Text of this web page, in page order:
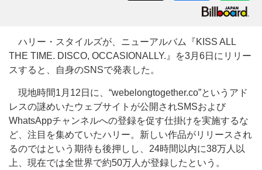
ハリー・スタイルズが、ニューアルバム『KISS ALL
THE TIME. DISCO, OCCASIONALLY.』を3月6日にリリー
スすると、自身のSNSで発表した。
現地時間1月12日に、“webelongtogether.co”というアド
レスの謎めいたウェブサイトが公開されSMSおよび
WhatsAppチャンネルへの登録を促す仕掛けを実施するな
ど、注目を集めていたハリー。新しい作品がリリースされ
るのではという期待も後押しし、24時間以内に38万人以
上、現在では全世界で約50万人が登録したという。